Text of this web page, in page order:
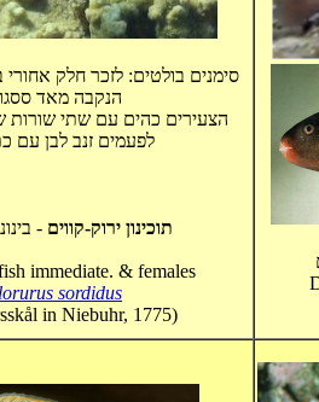
סימנים בולטים: לזכר חלק
הנקבה מאד
הצעירים כהים עם שתי שורות
לפעמים זנב לבן עם
תוכינון ירוק-קווים -
immediate. & females
sordidus
in Niebuhr, 1775)